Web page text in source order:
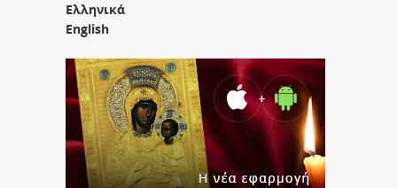
Ελληνικά
English